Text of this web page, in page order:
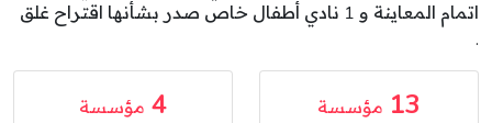
اتمام المعاينة و 1 نادي أطفال خاص صدر بشأنها اقتراح غلق
.
13 مؤسسة 4 مؤسسة